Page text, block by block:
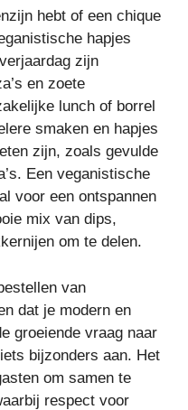
hebt of een chique
hapjes
zijn
en zoete
lunch of borrel
smaken en hapjes
zijn, zoals gevulde
Een veganistische
voor een ontspannen
mix van dips,
om te delen.
van
dat je modern en
groeiende vraag naar
bijzonders aan. Het
om samen te
respect voor